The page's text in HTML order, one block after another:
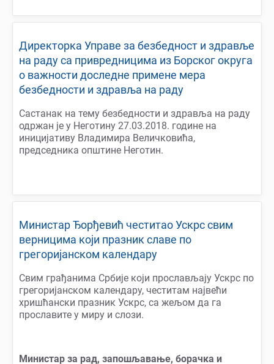
Директорка Управе за безбедност и здравље
на раду са привредницима из Борског округа
о важности доследне примене мера
безбедности и здравља на раду
Састанак на тему безбедности и здравља на раду
одржан је у Неготину 27.03.2018. године на
иницијативу Владимира Величковића,
председника општине Неготин.
Министар Ђорђевић честитао Ускрс свим
верницима који празник славе по
грегоријанском календару
Свим грађанима Србије који прослављају Ускрс по
грегоријанском календару, честитам највећи
хришћански празник Ускрс, са жељом да га
прославите у миру и слози.
Министар за рад, запошљавање, борачка и